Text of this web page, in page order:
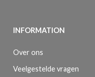
INFORMATION
Over ons
Veelgestelde vragen